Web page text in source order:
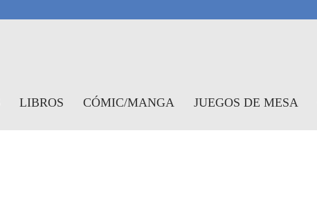
LIBROS CÓMIC/MANGA JUEGOS DE MESA